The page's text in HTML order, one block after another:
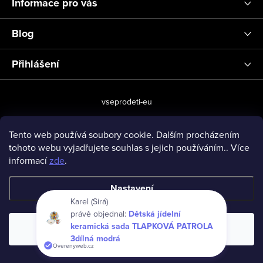
Tento web používá soubory cookie. Dalším procházením
tohoto webu vyjadřujete souhlas s jejich používáním.. Více
informacízde.
Nastavení
Souhlasím
Blog
Přihlášení
vseprodeti-eu
Copyright 2026www.vseprodeti.eu. Všechna práva vyhrazena.
Karel (Sirá)
právě objednal: Dětská jídelní
keramická sada TLAPKOVÁ PATROLA
3dílná modrá
Overenyweb.cz